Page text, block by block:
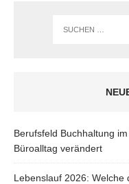
Berufsfeld Buchhaltung
Büroalltag verändert
Lebenslauf 2026: Welche